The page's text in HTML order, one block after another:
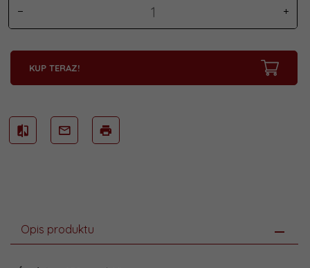
KUP TERAZ!
Opis produktu